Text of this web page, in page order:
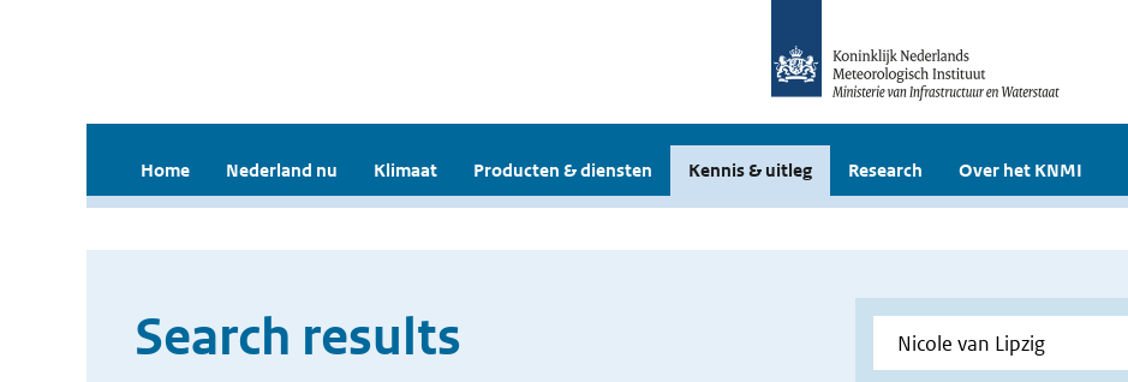
Home Nederland nu Klimaat Producten & diensten Kennis & uitleg Research Over het KNMI
Search results